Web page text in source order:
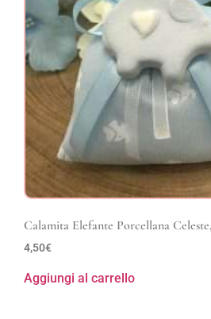
Calamita Elefante Porcellana
4,50€
Aggiungi al carrello